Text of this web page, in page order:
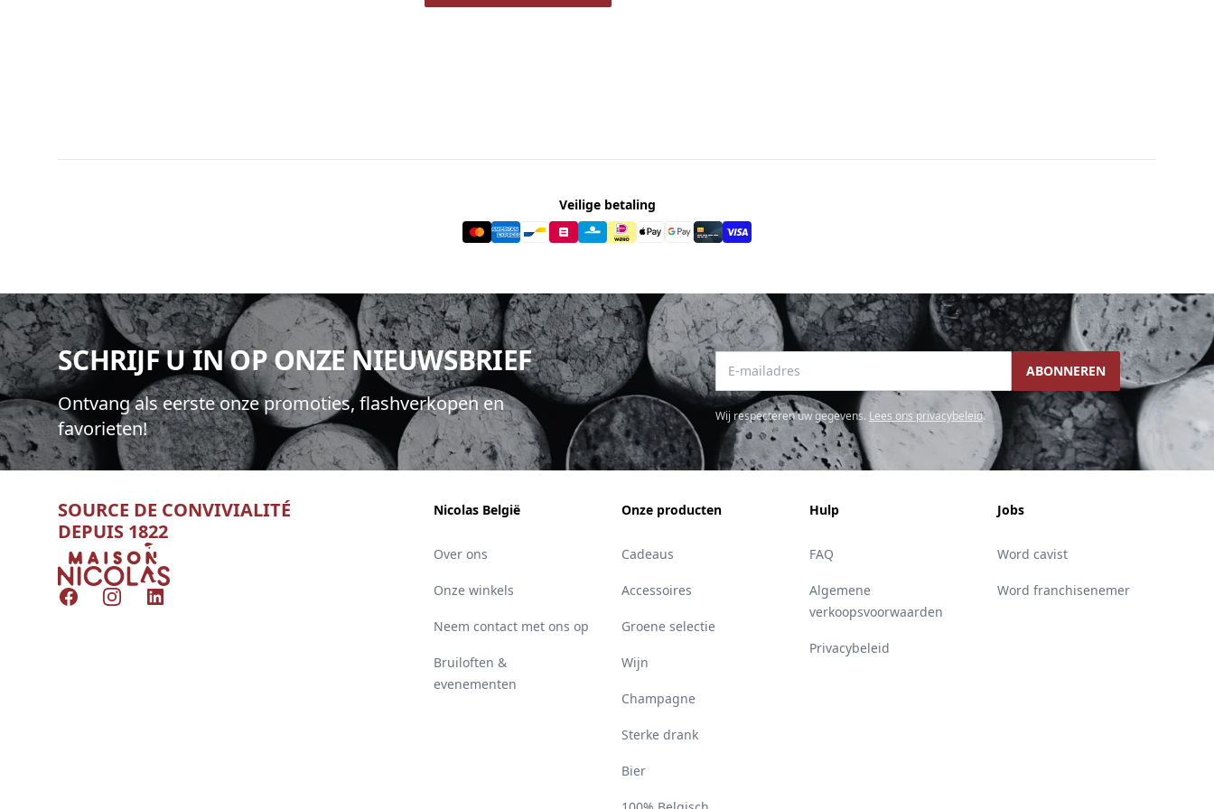
Veilige betaling
SCHRIJF U IN OP ONZE NIEUWSBRIEF
Ontvang als eerste onze promoties, flashverkopen en
favorieten!
E-mailadres ABONNEREN
Wij respecteren uw gegevens. Lees ons privacybeleid.
SOURCE DE CONVIVIALITÉ
DEPUIS 1822
Nicolas
FacebookInstagramLinkedIn
Nicolas België
Over ons
Onze winkels
Neem contact met ons op
Bruiloften &
evenementen
Onze producten
Cadeaus
Accessoires
Groene selectie
Wijn
Champagne
Sterke drank
Bier
Hulp
FAQ
Algemene
verkoopsvoorwaarden
Privacybeleid
Jobs
Word cavist
Word franchisenemer